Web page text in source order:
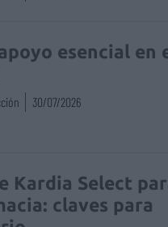
esencial en
30/07/2026
Kardia Select
claves para